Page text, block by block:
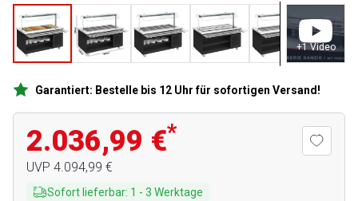
+1 Video
Garantiert: Bestelle bis 12 Uhr für sofortigen Versand!
2.036,99 €*
UVP 4.094,99 €
Sofort lieferbar: 1 - 3 Werktage